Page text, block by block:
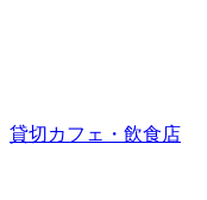
貸切カフェ・飲食店